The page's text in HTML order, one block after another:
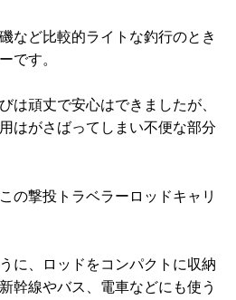
など比較的ライトな釣行のとき
です。
は頑丈で安心はできましたが、
はがさばってしまい不便な部分
の撃投トラベラーロッドキャリ
に、ロッドをコンパクトに収納
幹線やバス、電車などにも使う